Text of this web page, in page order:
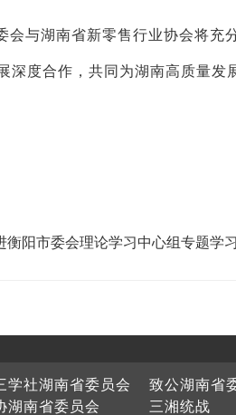
与湖南省新零售行业协会将充
深度合作，共同为湖南高质量发
衡阳市委会理论学习中心组专题学
学社湖南省委员会 致公湖南省
湖南省委员会 三湘统战